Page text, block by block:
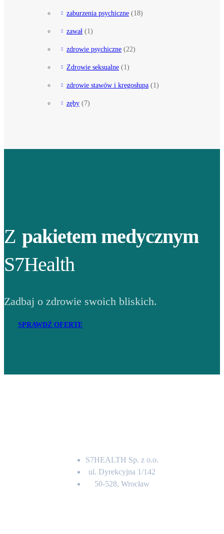
zaburzenia psychiczne (18)
zawał (1)
zdrowie psychiczne (22)
Zdrowie seksualne (1)
zdrowie stawów i kręgosłupa (1)
zęby (7)
Z pakietem medycznym
S7Health
Zadbaj o zdrowie swoich bliskich.
SPRAWDŹ OFERTĘ
S7HEALTH Sp. z o.o.
ul. Dyrekcyjna 1/142
50-528, Wrocław